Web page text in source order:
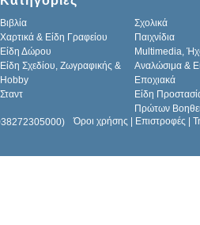
Βιβλία
Σχολικά
Χαρτικά & Είδη Γραφείου
Παιχνίδια
Είδη Δώρου
Multimedia,
Είδη Σχεδίου, Ζωγραφικής &
Hobby
Αναλώσιμα &
Εποχιακά
Σταντ
Είδη
Πρώτων
Όροι χρήσης Επιστροφές